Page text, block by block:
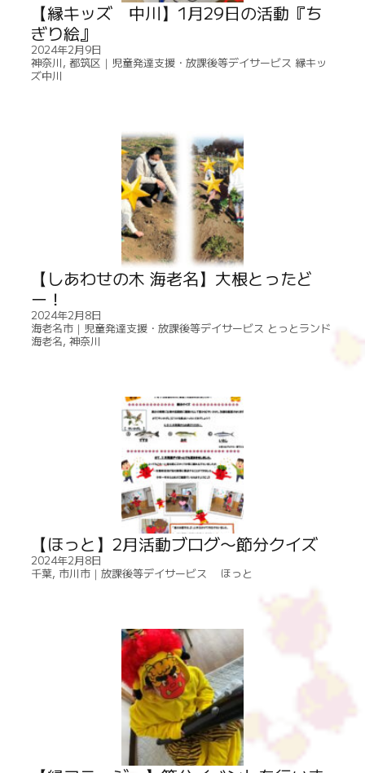
【縁キッズ 中川】1月29日の活動『ち
ぎり絵』
2024年2月9日
神奈川, 都筑区｜児童発達支援・放課後等デイサービス 縁キッ
ズ中川
【しあわせの木 海老名】大根とったど
ー！
2024年2月8日
海老名市｜児童発達支援・放課後等デイサービス とっとランド
海老名, 神奈川
【ほっと】2月活動ブログ〜節分クイズ
2024年2月8日
千葉, 市川市｜放課後等デイサービス ほっと